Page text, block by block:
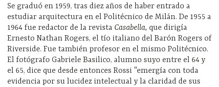
Se graduó en 1959, tras diez años de haber entrado a
estudiar arquitectura en el Politécnico de Milán. De 1955 a
1964 fue redactor de la revista Casabella, que dirigía
Ernesto Nathan Rogers, el tío italiano del Barón Rogers of
Riverside. Fue también profesor en el mismo Politécnico.
El fotógrafo Gabriele Basilico, alumno suyo entre el 64 y
el 65, dice que desde entonces Rossi “emergía con toda
evidencia por su lucidez intelectual y la claridad de sus